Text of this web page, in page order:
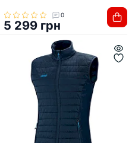
0
5 299 грн